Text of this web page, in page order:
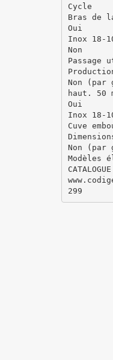
Cycle
Bras de
Oui
Inox 18-
Non
Non (par
haut. 50
Oui
Inox 18-
Cuve
Non (par
Modèles